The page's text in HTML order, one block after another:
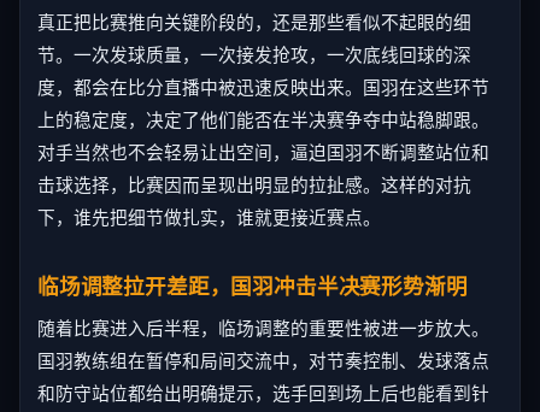
真正把比赛推向关键阶段的，还是那些看似不起眼的细
节。一次发球质量，一次接发抢攻，一次底线回球的深
度，都会在比分直播中被迅速反映出来。国羽在这些环节
上的稳定度，决定了他们能否在半决赛争夺中站稳脚跟。
对手当然也不会轻易让出空间，逼迫国羽不断调整站位和
击球选择，比赛因而呈现出明显的拉扯感。这样的对抗
下，谁先把细节做扎实，谁就更接近赛点。
临场调整拉开差距，国羽冲击半决赛形势渐明
随着比赛进入后半程，临场调整的重要性被进一步放大。
国羽教练组在暂停和局间交流中，对节奏控制、发球落点
和防守站位都给出明确提示，选手回到场上后也能看到针